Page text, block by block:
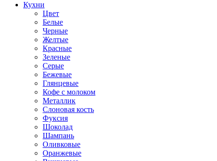
Кухни
Цвет
Белые
Черные
Желтые
Красные
Зеленые
Серые
Бежевые
Глянцевые
Кофе с молоком
Металлик
Слоновая кость
Фуксия
Шоколад
Шампань
Оливковые
Оранжевые